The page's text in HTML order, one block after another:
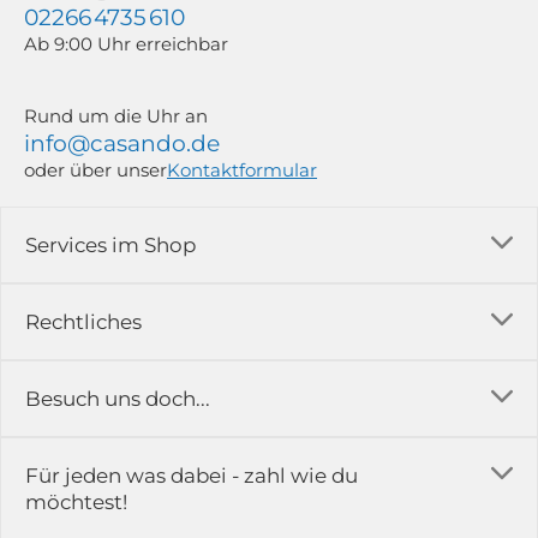
Rechtliches
Impressum
Rückgabe & Reklamation
Services im Shop
Versandkosten
Erfahrungsberichte & Bewertungen
Kontakt
Besuch uns doch...
in der Ausstellung...
02266 4735 610
Ab 9:00 Uhr erreichbar
Rund um die Uhr an
info@casando.de
oder über unserKontaktformular
Für jeden was dabei - zahl wie du
möchtest!